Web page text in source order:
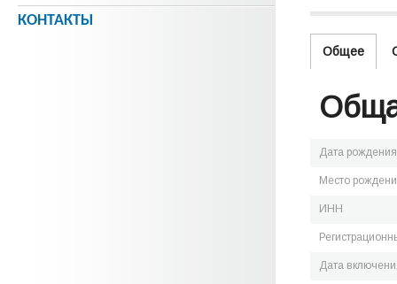
Общее
Дата рождения
Место
ИНН
Дата
КОНТАКТЫ